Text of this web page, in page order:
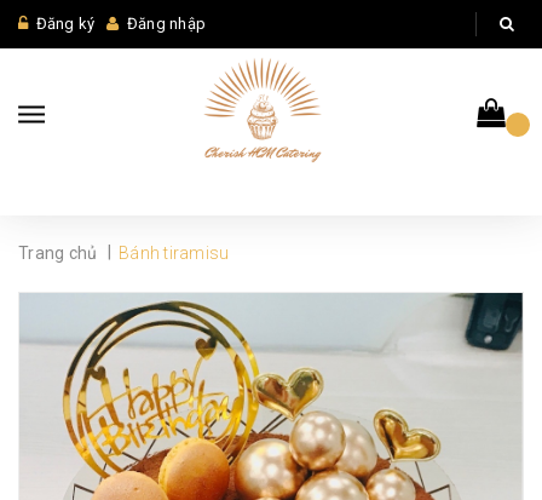
Đăng ký Đăng nhập
Trang chủ Bánh tiramisu